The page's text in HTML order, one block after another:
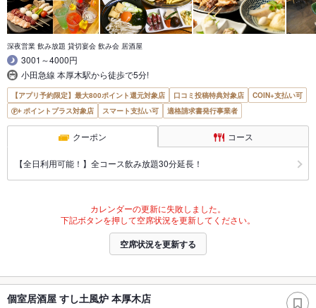
深夜営業 飲み放題 貸切宴会 飲み会 居酒屋
3001～4000円
小田急線 本厚木駅から徒歩で5分!
【アプリ予約限定】最大800ポイント還元対象店 口コミ投稿特典対象店
COIN+支払い可
ポイントプラス対象店
スマート支払い可 適格請求書発行事業者
クーポン コース
【全日利用可能！】全コース飲み放題30分延長！
カレンダーの更新に失敗しました。
下記ボタンを押して空席状況を更新してください。
空席状況を更新する
個室居酒屋 すし土風炉 本厚木店